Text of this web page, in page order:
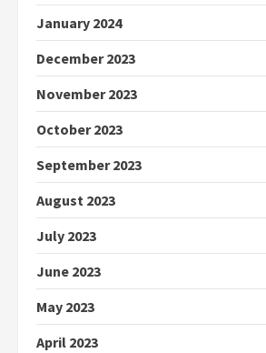
January 2024
December 2023
November 2023
October 2023
September 2023
August 2023
July 2023
June 2023
May 2023
April 2023